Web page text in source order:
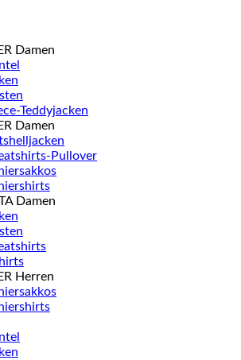
Damen
Teddyjacken
Damen
Pullover
Damen
Herren